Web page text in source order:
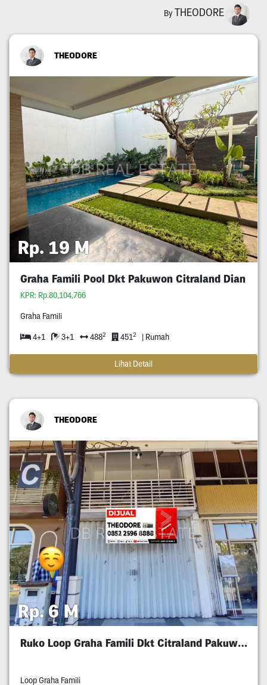
By THEODORE
THEODORE
Rp. 19 M
Graha Famili Pool Dkt Pakuwon Citraland Dian
KPR: Rp.80,104,766
Graha Famili
4+1 3+1 4882 4512 | Rumah
Lihat Detail
THEODORE
Rp. 6 M
Ruko Loop Graha Famili Dkt Citraland Pakuwon
Loop Graha Famili